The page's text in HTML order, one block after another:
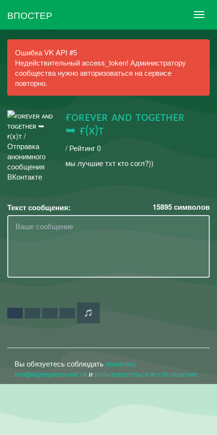
ВПОСТЕР
Ошибка VK API #5
Недействительный access_token! Администратору
сообщества нужно авторизоваться на сервисе
повторно.
ғᴏʀᴇᴠᴇʀ ᴀɴᴅ ᴛᴏɢᴇᴛʜᴇʀ
➥ ғ(x)ᴛ
/ Рейтинг 0
мы лучшие тхт кто согл?))
Текст сообщения: 15895символов
Вы обязуетесь соблюдать политику
конфиденциальности и пользовательское соглашение